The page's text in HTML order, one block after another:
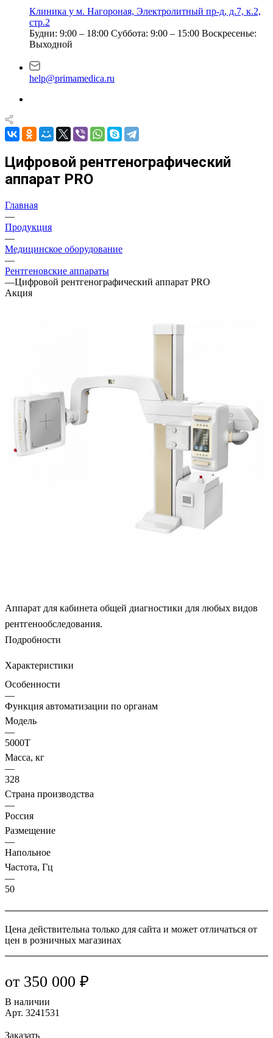
Клиника у м. Нагороная, Электролитный пр-д, д.7, к.2,
стр.2
Будни: 9:00 – 18:00 Суббота: 9:00 – 15:00 Воскресенье:
Выходной
help@primamedica.ru
Цифровой рентгенографический
аппарат PRO
Главная
—
Продукция
—
Медицинское оборудование
—
Рентгеновские аппараты
—Цифровой рентгенографический аппарат PRO
Акция
Аппарат для кабинета общей диагностики для любых видов
рентгенообследования.
Подробности
Характеристики
Особенности
—
Функция автоматизации по органам
Модель
—
5000Т
Масса, кг
—
328
Страна производства
—
Россия
Размещение
—
Напольное
Частота, Гц
—
50
Цена действительна только для сайта и может отличаться от
цен в розничных магазинах
от 350 000 ₽
В наличии
Арт. 3241531
Заказать